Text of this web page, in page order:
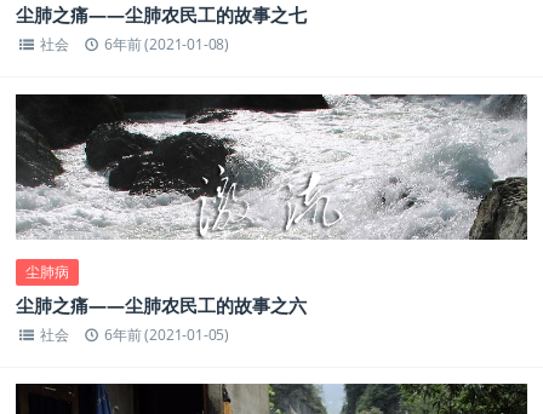
尘肺之痛——尘肺农民工的故事之七
社会 6年前 (2021-01-08)
尘肺病
尘肺之痛——尘肺农民工的故事之六
社会 6年前 (2021-01-05)